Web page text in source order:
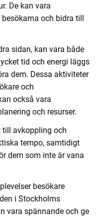
De kan vara
och bidra till
sidan, kan vara både
tid och energi läggs
dem. Dessa aktiviteter
och
också vara
och resurser.
till avkoppling och
tempo, samtidigt
dem som inte är vana
besökare
i Stockholms
vara spännande och ge